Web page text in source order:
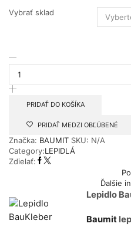
Vybrať sklad
množstvo
BauKleber
PRIDAŤ DO KOŠÍKA
PRIDAŤ MEDZI OBĽÚBENÉ
Značka: BAUMIT SKU: N/A
Category:LEPIDLÁ
Zdielať:
Ďalšie
Lepidlo
Baumit